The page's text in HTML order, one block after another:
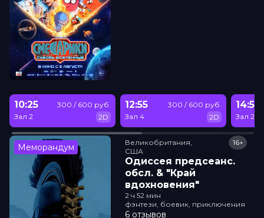
10:25
Зал 2
300 / 600 руб.
2D
12:55
Зал 4
300 / 600 руб.
2D
14:50
Зал 2
Меморандум
Великобритания,
США
Одиссея прeдсeанc.
обсл. & "Край
вдохновения"
16+
2 ч 52 мин
фэнтези, боевик, приключения
6 отзывов